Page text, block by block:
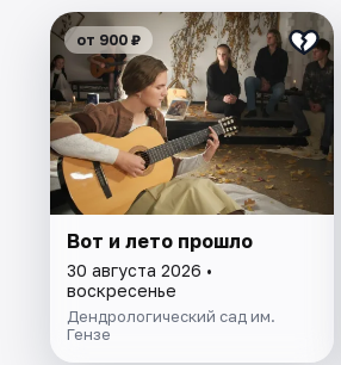
от 900 ₽
Вот и лето прошло
30 августа 2026 •
воскресенье
Дендрологический сад им.
Гензе